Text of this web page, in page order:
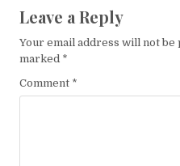
Leave a Reply
Your email address will not be
marked *
Comment *